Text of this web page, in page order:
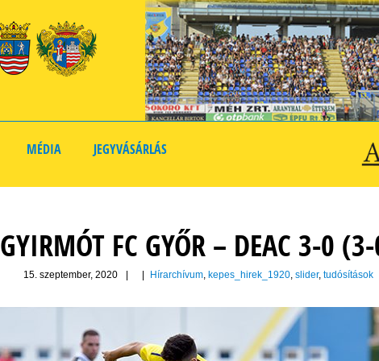
MÉDIA JEGYVÁSÁRLÁS
GYIRMÓT FC GYŐR – DEAC 3-0
15. szeptember, 2020 Hírarchívum, kepes_hirek_1920, slider, tudósítások